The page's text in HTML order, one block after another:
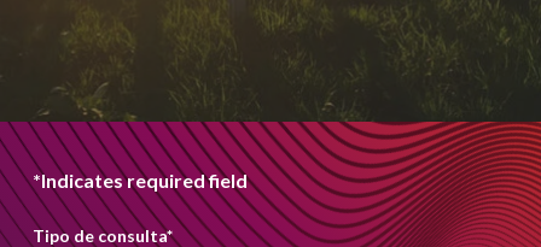
*Indicates required field
Tipo de consulta*